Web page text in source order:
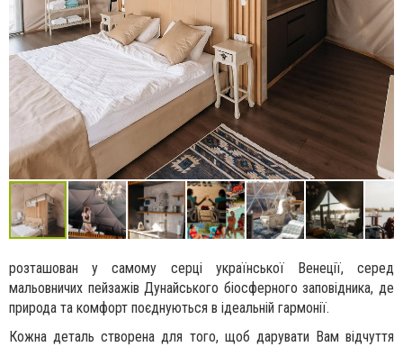
розташован у самому серці української Венеції, серед
мальовничих пейзажів Дунайського біосферного заповідника, де
природа та комфорт поєднуються в ідеальній гармонії.
Кожна деталь створена для того, щоб дарувати Вам відчуття